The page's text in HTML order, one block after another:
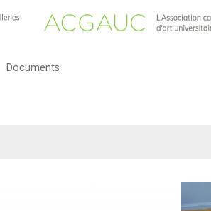
Documents